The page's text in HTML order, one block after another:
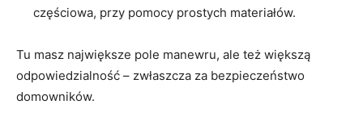
częściowa, przy pomocy prostych materiałów.
Tu masz największe pole manewru, ale też większą
odpowiedzialność – zwłaszcza za bezpieczeństwo
domowników.